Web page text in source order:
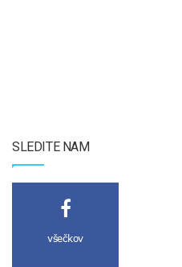
SLEDITE NAM
všečkov